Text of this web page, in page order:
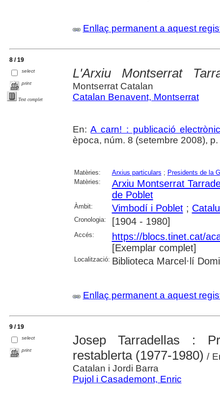
Enllaç permanent a aquest
8 / 19
select
print
Text complet
L'Arxiu Montserrat
Montserrat Catalan
Catalan Benavent, Montserrat
En:A carn! : publicació
època, núm. 8 (setembre 2008),
Matèries: Arxius particulars ; Presidents de la
Matèries:
Arxiu Montserrat
de Poblet
Àmbit: Vimbodí i Poblet;
Cronologia: [1904 - 1980]
Accés:
https://blocs.tinet.cat/
[Exemplar complet]
Localització: Biblioteca Marcel·lí
Enllaç permanent a aquest
9 / 19
select
print
Josep Tarradellas :
restablerta (1977-1980) /
Catalan i Jordi Barra
Pujol i Casademont, Enric